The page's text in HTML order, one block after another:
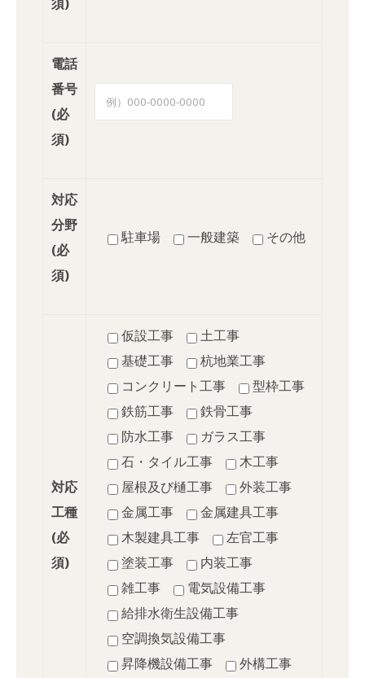
電話
番号
(必
須)
対応
分野
(必
須)
駐車場 一般建築 その他
対応
工種
(必
須)
仮設工事
土工事
基礎工事
杭地業工事
コンクリート工事
型枠工事
鉄筋工事
鉄骨工事
防水工事
ガラス工事
石・タイル工事
木工事
屋根及び樋工事
外装工事
金属工事
金属建具工事
木製建具工事
左官工事
塗装工事
内装工事
雑工事
電気設備工事
給排水衛生設備工事
空調換気設備工事
昇降機設備工事
外構工事